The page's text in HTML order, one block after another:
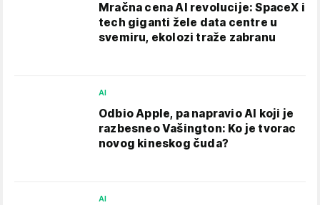
Mračna cena AI revolucije: SpaceX i
tech giganti žele data centre u
svemiru, ekolozi traže zabranu
AI
Odbio Apple, pa napravio AI koji je
razbesneo Vašington: Ko je tvorac
novog kineskog čuda?
AI